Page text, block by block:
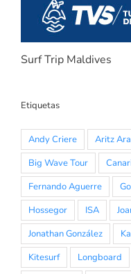
Surf Trip Maldives
Etiquetas
Andy Criere Aritz
Big Wave Tour
Fernando Aguerre
Hossegor
ISA
Jonathan González
Kitesurf
Longboard